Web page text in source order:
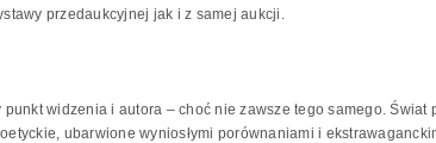
przedaukcyjnej jak i z samej aukcji.
widzenia i autora – choć nie zawsze tego samego.
ubarwione wyniosłymi porównaniami i